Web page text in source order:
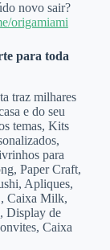
novo sair?
origamiami
para toda
traz milhares
e do seu
temas, Kits
para
Paper Craft,
Apliques,
, Caixa Milk,
Display de
Caixa